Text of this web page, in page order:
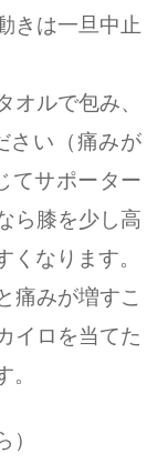
きは一旦中止
オルで包み、
さい（痛みが
てサポーター
ら膝を少し高
くなります。
痛みが増すこ
イロを当てた